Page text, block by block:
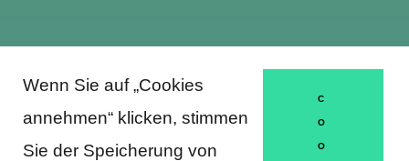
About Trausti e.V.
Wenn Sie auf „Cookies
annehmen“ klicken, stimmen
Sie der Speicherung von
C
O
O